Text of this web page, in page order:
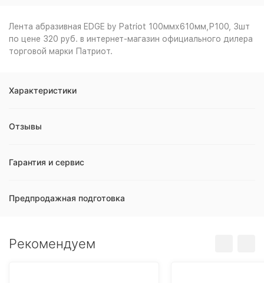
Лента абразивная EDGE by Patriot 100ммх610мм,Р100, 3шт
по цене 320 руб. в интернет-магазин официального дилера
торговой марки Патриот.
Характеристики
Отзывы
Гарантия и сервис
Предпродажная подготовка
Рекомендуем